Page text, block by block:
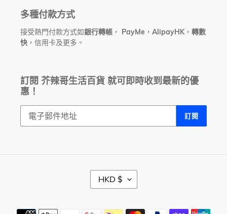
多種付款方式
接受熱門付款方式如銀行轉帳 ， PayMe ， AlipayHK ， 轉數
快 ，信用卡及更多。
訂閱 芥辣哥生活百貨 就可即時收到最新的優
惠！
訂閱
幣
別
HKD $
付